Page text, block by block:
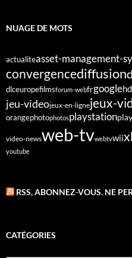
NUAGE DE MOTS
actualiteasset-management-
convergencediffusion
dlceuropefilmsforum-webfrgooglehd
jeu-videojeux-en-lignejeux-
orangephotophotosplaystation
video-newsweb-tvwebtvwii
youtube
RSS, ABONNEZ-VOUS. NE
CATÉGORIES